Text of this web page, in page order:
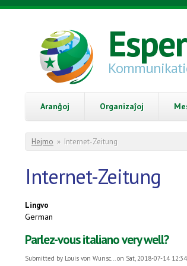
Skip to main content
Aranĝoj Organizaĵoj
You are here
Hejmo » Internet-Zeitung
Internet-Zeitung
Lingvo
German
Parlez-vous italiano very well?
Submitted by Louis von Wunsc...on Sat, 2018-07-14 12:34